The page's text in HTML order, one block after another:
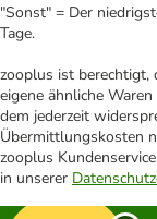
"Sonst" = Der
Tage.
zooplus ist
eigene ähnliche
dem jederzeit
Übermittlungskosten
zooplus
in unserer